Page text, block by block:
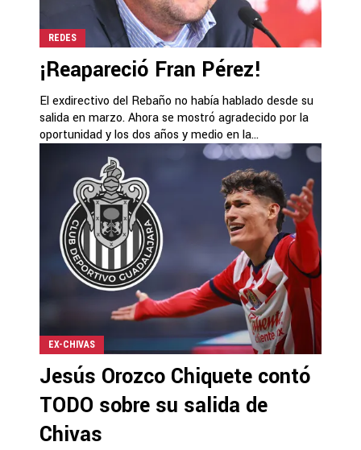
REDES
¡Reapareció Fran Pérez!
El exdirectivo del Rebaño no había hablado desde su
salida en marzo. Ahora se mostró agradecido por la
oportunidad y los dos años y medio en la...
EX-CHIVAS
Jesús Orozco Chiquete contó
TODO sobre su salida de
Chivas